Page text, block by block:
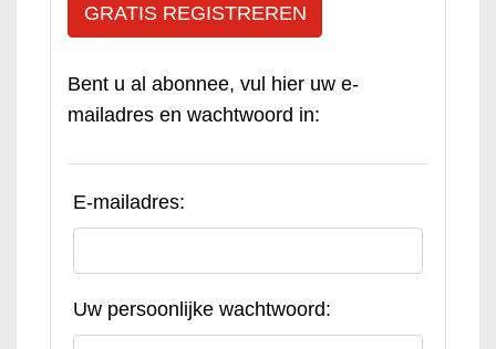
GRATIS REGISTREREN
Bent u al abonnee, vul hier uw e-
mailadres en wachtwoord in:
E-mailadres:
Uw persoonlijke wachtwoord: